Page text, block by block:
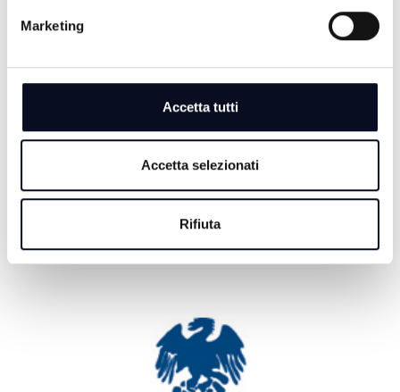
Marketing
Accetta tutti
Accetta selezionati
Rifiuta
CALCIO: Cesena, ecco Debenedetti, "Ho accettato
subito, qui c’è grande ambizione" | VIDEO
6 AGOSTO 2026
BASEBALL: Bologna e San Marino volano in
6 AGOSTO 2026
CALCIO: Serie D, il Tropical Coriano sarà ancora nel